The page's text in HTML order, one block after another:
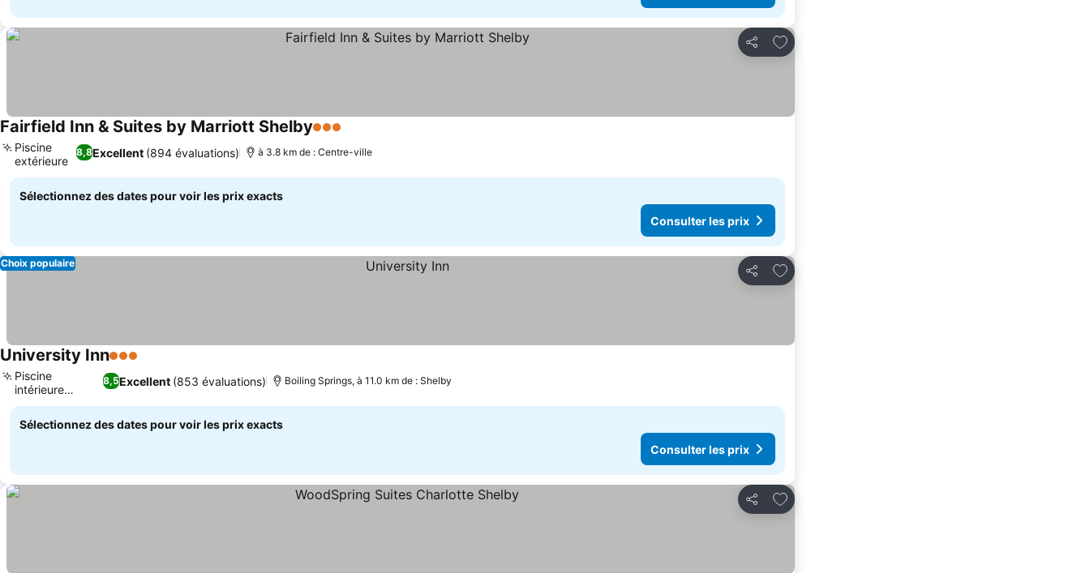
Partager
Ajouter à mes favoris
Fairfield Inn & Suites by Marriott Shelby3 Étoiles
8,8Excellent (894 évaluations)
Piscine
extérieure
à 3.8 km de : Centre-ville
Sélectionnez des dates pour voir les prix exacts
Consulter les prix
Partager
Ajouter à mes favoris
Choix populaire
University Inn3 Étoiles
8,5Excellent (853 évaluations)
Piscine
intérieure
chauffée
Boiling Springs, à 11.0 km de : Shelby
Sélectionnez des dates pour voir les prix exacts
Consulter les prix
Partager
Ajouter à mes favoris